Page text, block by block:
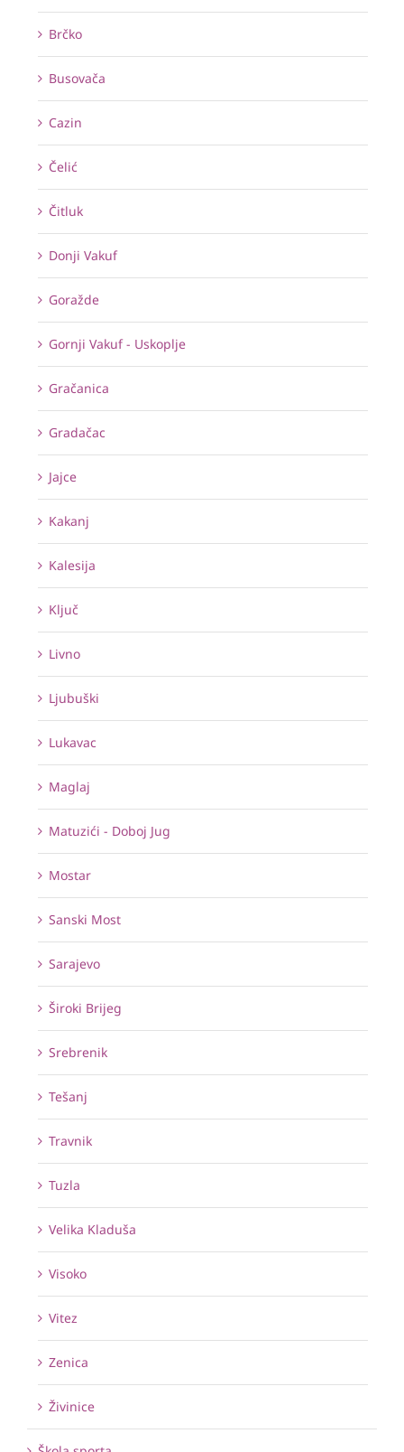
Brčko
Busovača
Cazin
Čelić
Čitluk
Donji Vakuf
Goražde
Gornji Vakuf - Uskoplje
Gračanica
Gradačac
Jajce
Kakanj
Kalesija
Ključ
Livno
Ljubuški
Lukavac
Maglaj
Matuzići - Doboj Jug
Mostar
Sanski Most
Sarajevo
Široki Brijeg
Srebrenik
Tešanj
Travnik
Tuzla
Velika Kladuša
Visoko
Vitez
Zenica
Živinice